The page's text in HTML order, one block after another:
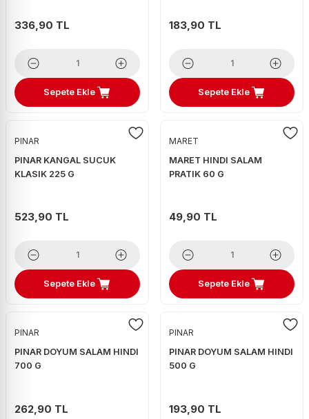
336,90 TL
Sepete Ekle
183,90 TL
Sepete Ekle
PINAR
PINAR KANGAL SUCUK
KLASIK 225 G
523,90 TL
Sepete Ekle
MARET
MARET HINDI SALAM
PRATIK 60 G
49,90 TL
Sepete Ekle
PINAR
PINAR DOYUM SALAM HINDI
700 G
262,90 TL
PINAR
PINAR DOYUM SALAM HINDI
500 G
193,90 TL